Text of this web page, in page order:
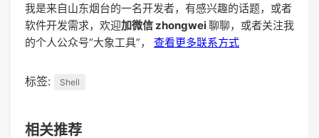
我是来自山东烟台的一名开发者，有感兴趣的话题，或者
软件开发需求，欢迎加微信 zhongwei聊聊，或者关注我
的个人公众号“大象工具”， 查看更多联系方式
标签: Shell
相关推荐